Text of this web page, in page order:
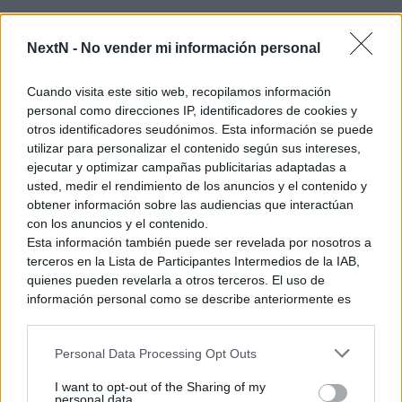
NextN - No vender mi información personal
Cuando visita este sitio web, recopilamos información
personal como direcciones IP, identificadores de cookies y
otros identificadores seudónimos. Esta información se puede
utilizar para personalizar el contenido según sus intereses,
ejecutar y optimizar campañas publicitarias adaptadas a
usted, medir el rendimiento de los anuncios y el contenido y
obtener información sobre las audiencias que interactúan
con los anuncios y el contenido.
Esta información también puede ser revelada por nosotros a
terceros en la Lista de Participantes Intermedios de la IAB,
quienes pueden revelarla a otros terceros. El uso de
información personal como se describe anteriormente es
generamos contenido relevante para nuestra audiencia.
recopilación y uso de datos en nuestra Política de
Personal Data Processing Opt Outs
I want to opt-out of the Sharing of my
¿Alguna vez os habeís preguntado el origen de los Gerudo?
siempre se les suele relacionar con el desierto, se
caracterizan por ser morenos y pelirrojos, pero una de las
cosas que más les caracteriza es la melodía que acompaña a
sus localizaciones, a mi sinceramente, después de escuchar
canciones como las que os voy a adjuntar a continuación, los
Gerudo me recuerdan a los gitanos de mi barrio, ¿a vosotros
qué os parece?
Valle Gerudo – The Legend of Zelda: Ocarina Of Time